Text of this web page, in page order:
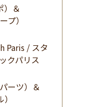
）＆
プ）
Paris / スタ
クパリス
ーツ）＆